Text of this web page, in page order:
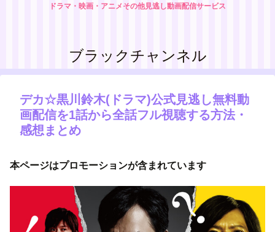
ドラマ・映画・アニメその他見逃し動画配信サービス
ブラックチャンネル
デカ☆黒川鈴木(ドラマ)公式見逃し無料動
画配信を1話から全話フル視聴する方法・
感想まとめ
本ページはプロモーションが含まれています